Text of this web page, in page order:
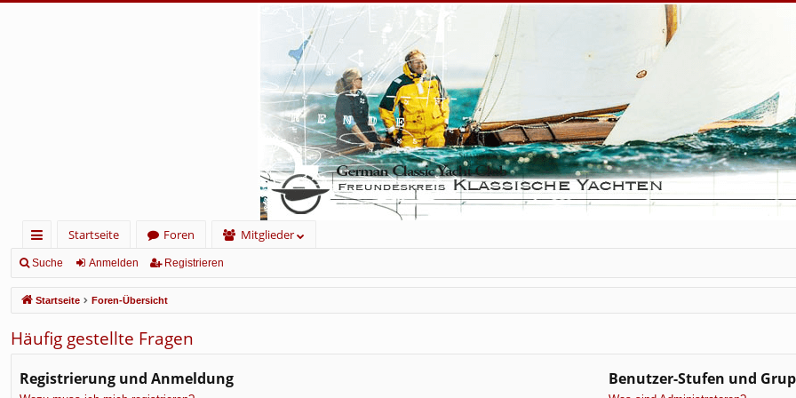
ch
ne
llz
ug
rif
Startseite Foren
Mitglieder
Suche Anmelden Registrieren
Startseite Foren-Übersicht
Häufig gestellte Fragen
Registrierung und Anmeldung Benutzer-Stufen und